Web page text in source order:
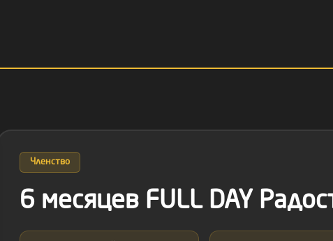
Членство
6 месяцев FULL DAY